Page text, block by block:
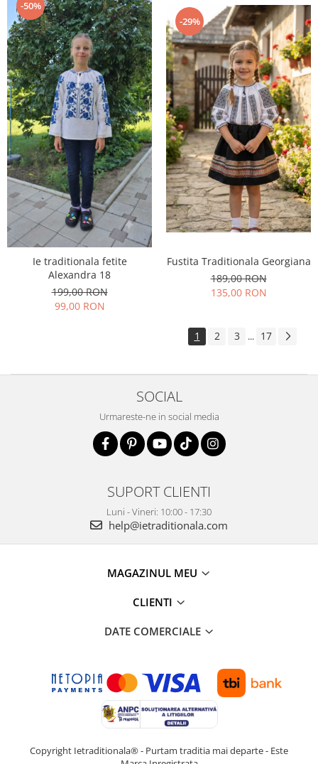
-50%
Ie traditionala fetite
Alexandra 18
199,00 RON
99,00 RON
-29%
Fustita Traditionala Georgiana
189,00 RON
135,00 RON
1 2 3 ... 17
SOCIAL
Urmareste-ne in social media
SUPORT CLIENTI
Luni - Vineri: 10:00 - 17:30
help@ietraditionala.com
MAGAZINUL MEU
CLIENTI
DATE COMERCIALE
Copyright Ietraditionala® - Purtam traditia mai departe - Este